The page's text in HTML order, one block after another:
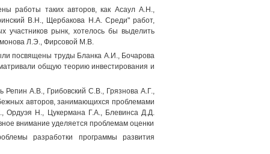
работы таких авторов, как Асаул А.Н.,
В.Н., Щербакова H.A. Среди" работ,
участников рынк, хотелось бы выделить
Л.Э., Фирсовой М.В.
посвящены труды Бланка А.И., Бочарова
общую теорию инвестирования и
A.B., Грибовский C.B., Грязнова А.Г.,
авторов, занимающихся проблемами
Ордуэя Н., Цукермана Г.А., Блевинса Д.Д.
внимание уделяется проблемам оценки
разработки программы развития